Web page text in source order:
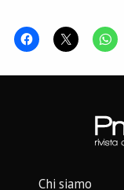
Chi siamo